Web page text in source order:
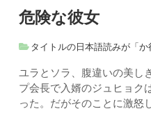
危険な彼女
タイトルの日本語読みが「
ユラとソラ、腹違いの美し
プ会長で入婿のジュヒョク
った。だがそのことに激怒